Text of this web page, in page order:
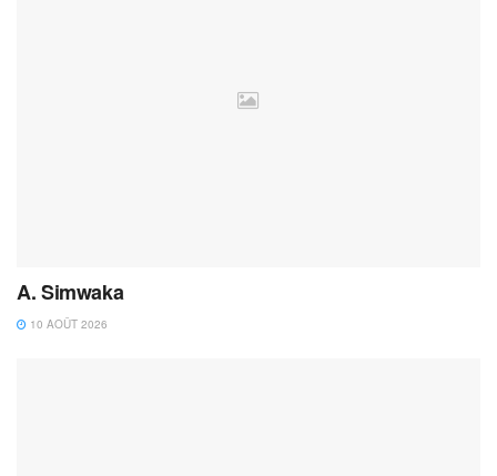
A. Simwaka
10 AOÛT 2026